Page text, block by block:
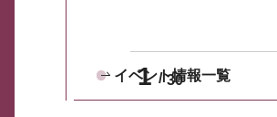
1 30
イベント情報一覧